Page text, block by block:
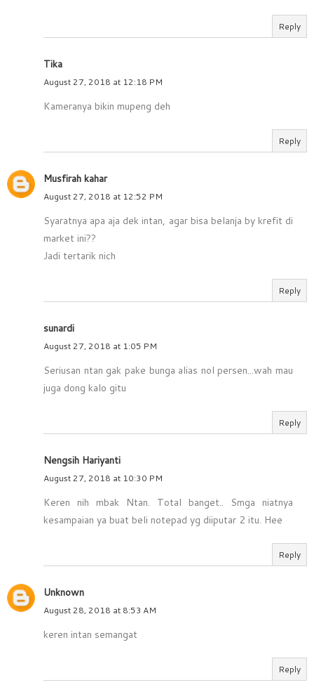
Reply
Tika
August 27, 2018 at 12:18 PM
Kameranya bikin mupeng deh
Reply
Musfirah kahar
August 27, 2018 at 12:52 PM
Syaratnya apa aja dek intan, agar bisa belanja by krefit di
market ini??
Jadi tertarik nich
Reply
sunardi
August 27, 2018 at 1:05 PM
Seriusan ntan gak pake bunga alias nol persen...wah mau
juga dong kalo gitu
Reply
Nengsih Hariyanti
August 27, 2018 at 10:30 PM
Keren nih mbak Ntan. Total banget.. Smga niatnya
kesampaian ya buat beli notepad yg diiputar 2 itu. Hee
Reply
Unknown
August 28, 2018 at 8:53 AM
keren intan semangat
Reply